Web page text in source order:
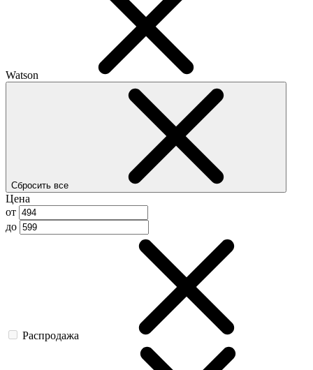
Watson
Сбросить все
Цена
от
до
Распродажа